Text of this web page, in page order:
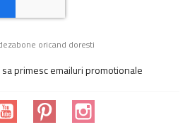
oricand doresti
primesc emailuri promotionale
YouTube Pinterest